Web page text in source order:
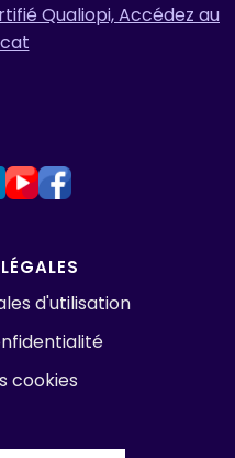
Qualiopi, Accédez au
d'utilisation
cookies